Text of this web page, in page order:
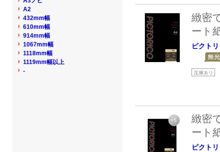
緻密
ート
ピクト
緻密
ート
ピクト
A2
432mm幅
610mm幅
914mm幅
1067mm幅
1118mm幅
1119mm幅以上
-